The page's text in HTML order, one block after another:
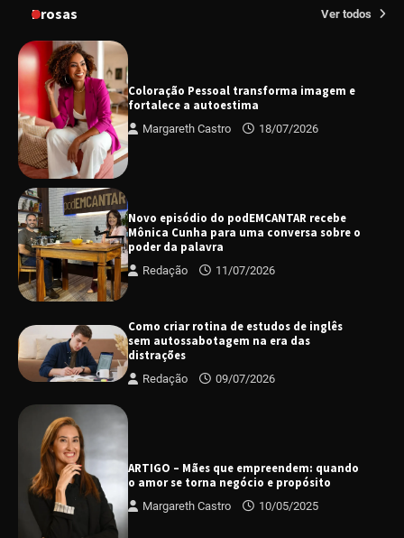
Prosas Ver todos
Coloração Pessoal transforma imagem e
fortalece a autoestima
Margareth Castro 18/07/2026
Novo episódio do podEMCANTAR recebe
Mônica Cunha para uma conversa sobre o
poder da palavra
Redação 11/07/2026
Como criar rotina de estudos de inglês
sem autossabotagem na era das
distrações
Redação 09/07/2026
ARTIGO – Mães que empreendem: quando
o amor se torna negócio e propósito
Margareth Castro 10/05/2025